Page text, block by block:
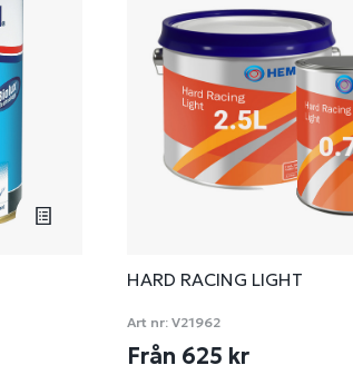
HARD RACING LIGHT
Art nr: V21962
Från 625 kr